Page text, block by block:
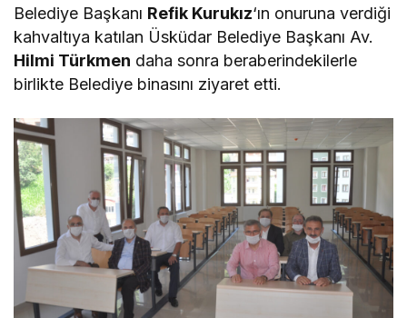
Belediye Başkanı Refik Kurukız‘ın onuruna verdiği
kahvaltıya katılan Üsküdar Belediye Başkanı Av.
Hilmi Türkmen daha sonra beraberindekilerle
birlikte Belediye binasını ziyaret etti.